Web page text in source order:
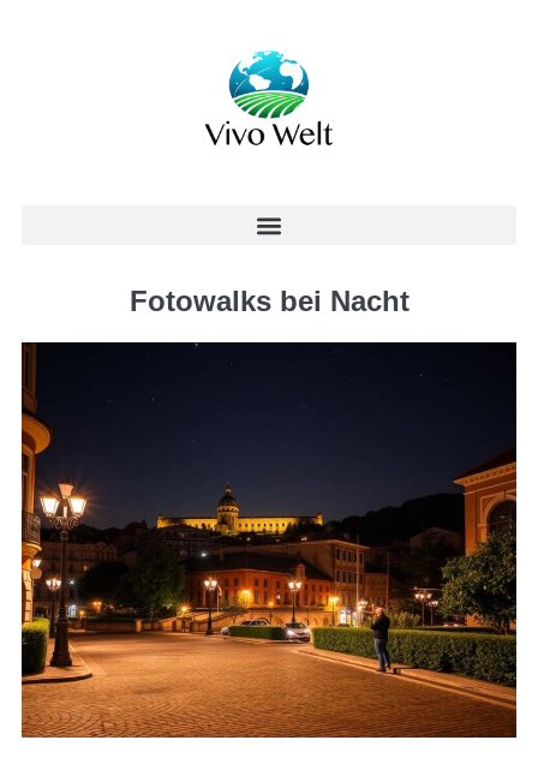
Fotowalks bei Nacht